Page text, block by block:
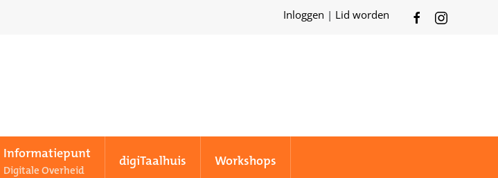
Inloggen | Lid worden
Informatiepunt
Digitale Overheid
digiTaalhuis Workshops